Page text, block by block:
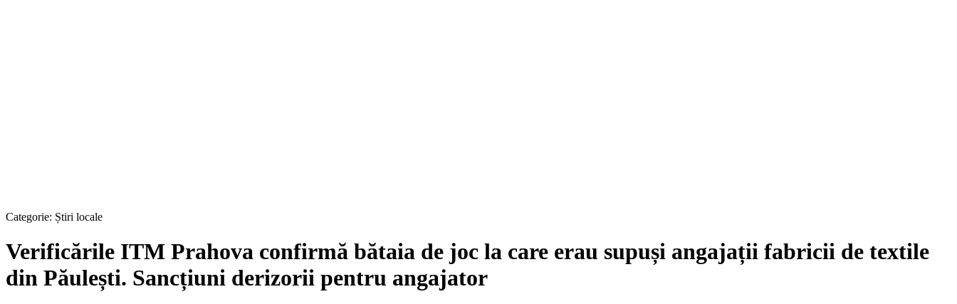
Categorie: Știri locale
Verificările ITM Prahova confirmă bătaia de joc la care erau supuși angajații fabricii de textile
din Păulești. Sancțiuni derizorii pentru angajator